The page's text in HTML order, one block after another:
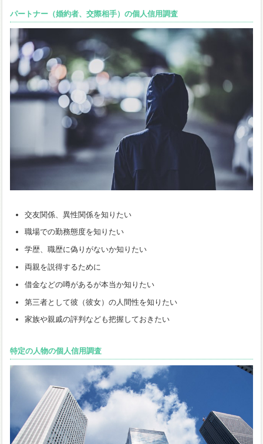
パートナー（婚約者、交際相手）の個人信用調査
交友関係、異性関係を知りたい
職場での勤務態度を知りたい
学歴、職歴に偽りがないか知りたい
両親を説得するために
借金などの噂があるが本当か知りたい
第三者として彼（彼女）の人間性を知りたい
家族や親戚の評判なども把握しておきたい
特定の人物の個人信用調査